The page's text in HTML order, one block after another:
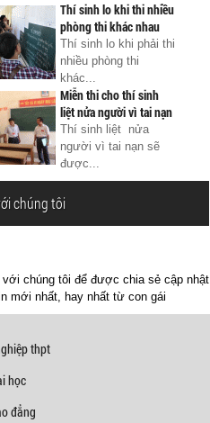
Thí sinh lo khi thi nhiều
phòng thi khác nhau
Thí sinh lo khi phải thi
nhiều phòng thi
khác...
Miễn thi cho thí sinh
liệt nửa người vì tai nạn
Thí sinh liệt nửa
người vì tai nạn sẽ
được...
chúng tôi
với chúng tôi để được chia sẻ cập nhật
mới nhất, hay nhất từ con gái
thpt
học
đẳng